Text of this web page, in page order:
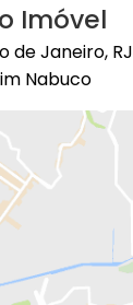
Imóvel
de Janeiro, RJ
Nabuco